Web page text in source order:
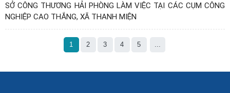
SỞ CÔNG THƯƠNG HẢI PHÒNG LÀM VIỆC TẠI CÁC CỤM CÔNG
NGHIỆP CAO THẮNG, XÃ THANH MIỆN
1 2 3 4 5 ...